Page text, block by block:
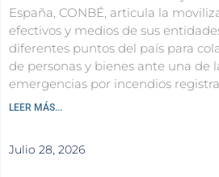
España, CONBÉ, articula la
efectivos y medios de sus
diferentes puntos del país para
de personas y bienes ante una de
emergencias por incendios
LEER MÁS...
Julio 28, 2026